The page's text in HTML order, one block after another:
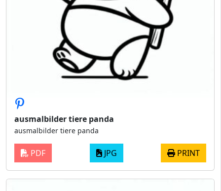
ausmalbilder tiere panda
ausmalbilder tiere panda
PDF JPG PRINT